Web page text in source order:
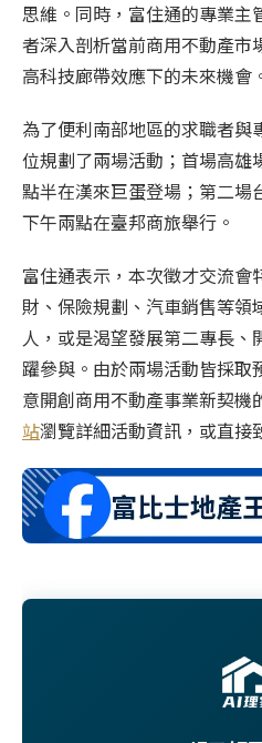
思維。同時，富住通的專業主
者深入剖析當前商用不動產市
高科技廊帶效應下的未來機會
為了便利南部地區的求職者
位規劃了兩場活動；首場高雄
點半在漢來巨蛋登場；第二場
下午兩點在臺邦商旅舉行。
富住通表示，本次徵才交流
財、保險規劃、汽車銷售等領
人，或是渴望發展第二專長
躍參與。由於兩場活動皆採取
意開創商用不動產事業新契機
站瀏覽詳細活動資訊，或直接